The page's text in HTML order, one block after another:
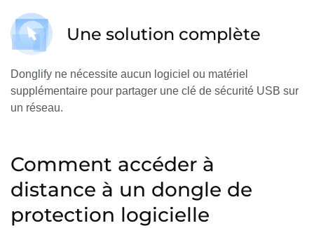
Une solution complète
Donglify ne nécessite aucun logiciel ou matériel
supplémentaire pour partager une clé de sécurité USB sur
un réseau.
Comment accéder à
distance à un dongle de
protection logicielle